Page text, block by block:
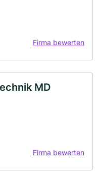
Firma bewerten
MD
Firma bewerten